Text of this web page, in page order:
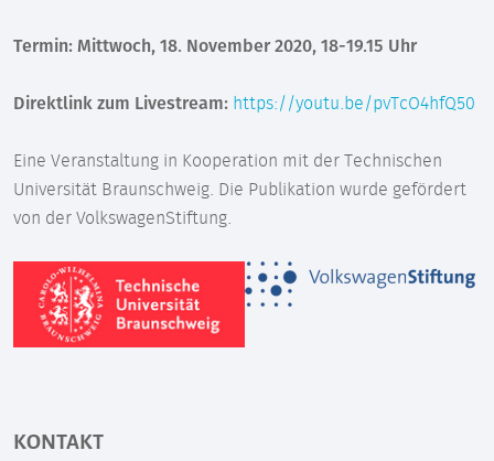
Termin: Mittwoch, 18. November 2020, 18-19.15 Uhr
Direktlink zum Livestream: https://youtu.be/pvTcO4hfQ50
Eine Veranstaltung in Kooperation mit der Technischen
Universität Braunschweig. Die Publikation wurde gefördert
von der VolkswagenStiftung.
KONTAKT